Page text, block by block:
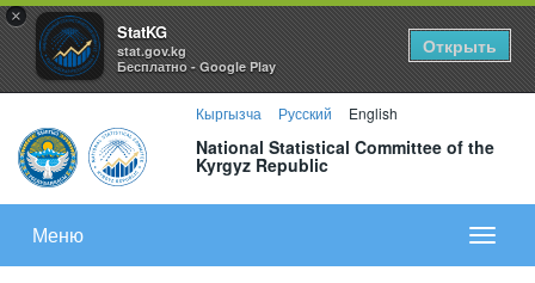
×
StatKG
stat.gov.kg
Бесплатно - Google Play
Открыть
Кыргызча Русский English
National Statistical Committee of the
Kyrgyz Republic
меню
Меню